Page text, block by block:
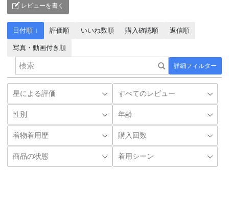
レビューを書く
詳細フィルター
日付順 ↓ 評価順 いいね数順 購入確認順 返信順
写真・動画付き順